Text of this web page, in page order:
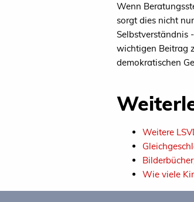
Wenn
sorgt dies nicht
Selbstverständnis
wichtigen Beitrag
demokratischen
Weitere
Wie viele